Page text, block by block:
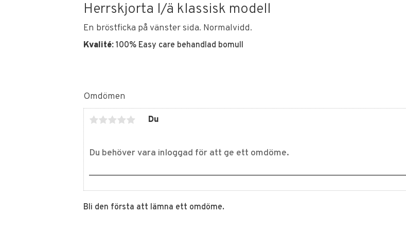
Herrskjorta l/ä klassisk modell
En bröstficka på vänster sida. Normalvidd.
Kvalité: 100% Easy care behandlad bomull
Omdömen
Du
Bli den första att lämna ett omdöme.